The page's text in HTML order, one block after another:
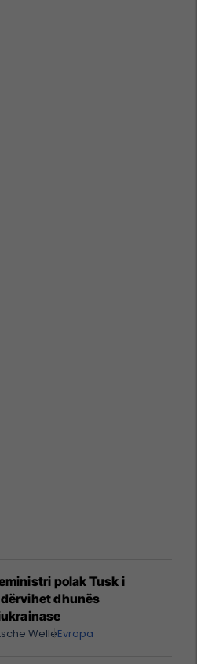
polak Tusk i
dhunës
WelleEvropa